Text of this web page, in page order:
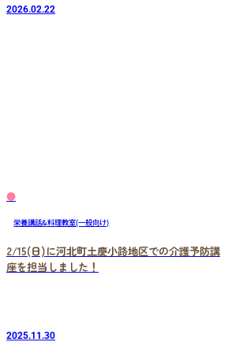
2026.02.22
●
栄養講話&料理教室(一般向け)
2/15(日)に河北町土慶小路地区での介護予防講
座を担当しました！
2025.11.30